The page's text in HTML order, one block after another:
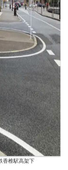
香椎駅高架下